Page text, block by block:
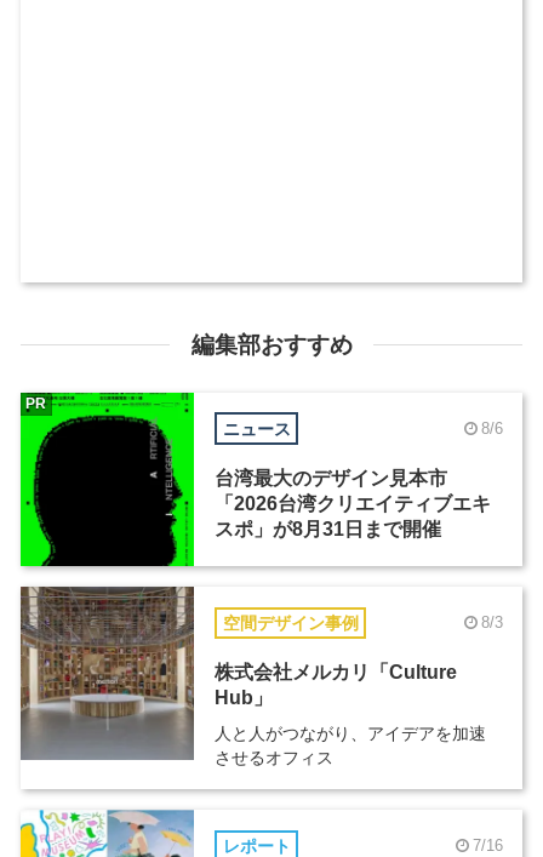
編集部おすすめ
ニュース 8/6
台湾最大のデザイン見本市
「2026台湾クリエイティブエキ
スポ」が8月31日まで開催
PR
空間デザイン事例 8/3
株式会社メルカリ「Culture
Hub」
人と人がつながり、アイデアを加速
させるオフィス
レポート 7/16